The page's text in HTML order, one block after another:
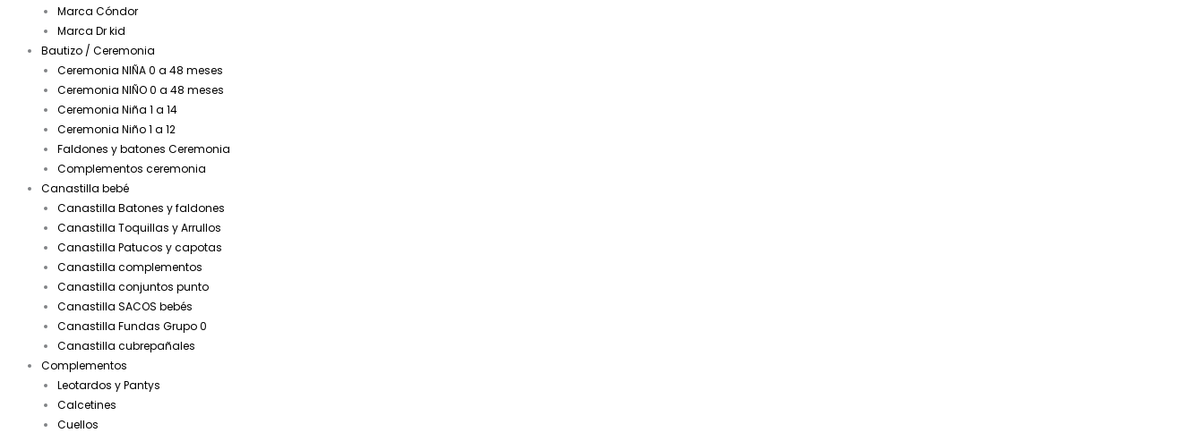
Marca Cóndor
Marca Dr kid
Bautizo / Ceremonia
Ceremonia NIÑA 0 a 48 meses
Ceremonia NIÑO 0 a 48 meses
Ceremonia Niña 1 a 14
Ceremonia Niño 1 a 12
Faldones y batones Ceremonia
Complementos ceremonia
Canastilla bebé
Canastilla Batones y faldones
Canastilla Toquillas y Arrullos
Canastilla Patucos y capotas
Canastilla complementos
Canastilla conjuntos punto
Canastilla SACOS bebés
Canastilla Fundas Grupo 0
Canastilla cubrepañales
Complementos
Leotardos y Pantys
Calcetines
Cuellos